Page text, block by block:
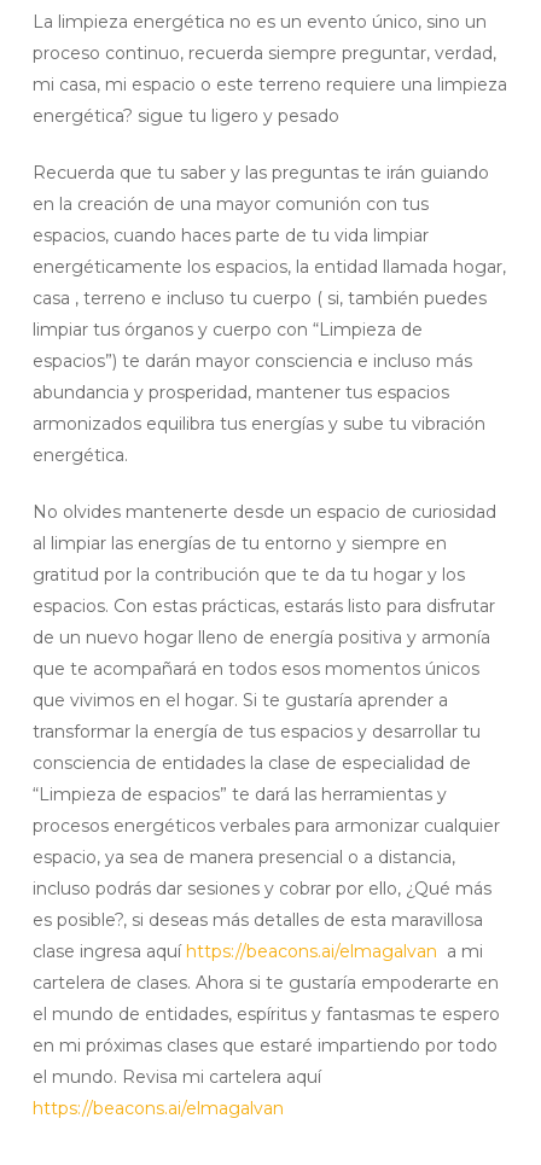
La limpieza energética no es un evento único, sino un
proceso continuo, recuerda siempre preguntar, verdad,
mi casa, mi espacio o este terreno requiere una limpieza
energética? sigue tu ligero y pesado
Recuerda que tu saber y las preguntas te irán guiando
en la creación de una mayor comunión con tus
espacios, cuando haces parte de tu vida limpiar
energéticamente los espacios, la entidad llamada hogar,
casa , terreno e incluso tu cuerpo ( si, también puedes
limpiar tus órganos y cuerpo con “Limpieza de
espacios”) te darán mayor consciencia e incluso más
abundancia y prosperidad, mantener tus espacios
armonizados equilibra tus energías y sube tu vibración
energética.
No olvides mantenerte desde un espacio de curiosidad
al limpiar las energías de tu entorno y siempre en
gratitud por la contribución que te da tu hogar y los
espacios. Con estas prácticas, estarás listo para disfrutar
de un nuevo hogar lleno de energía positiva y armonía
que te acompañará en todos esos momentos únicos
que vivimos en el hogar. Si te gustaría aprender a
transformar la energía de tus espacios y desarrollar tu
consciencia de entidades la clase de especialidad de
“Limpieza de espacios” te dará las herramientas y
procesos energéticos verbales para armonizar cualquier
espacio, ya sea de manera presencial o a distancia,
incluso podrás dar sesiones y cobrar por ello, ¿Qué más
es posible?, si deseas más detalles de esta maravillosa
clase ingresa aquí https://beacons.ai/elmagalvan a mi
cartelera de clases. Ahora si te gustaría empoderarte en
el mundo de entidades, espíritus y fantasmas te espero
en mi próximas clases que estaré impartiendo por todo
el mundo. Revisa mi cartelera aquí
https://beacons.ai/elmagalvan